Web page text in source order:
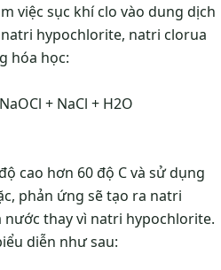
việc sục khí clo vào dung dịch
hypochlorite, natri clorua
hóa học:
+ NaCl + H2O
cao hơn 60 độ C và sử dụng
phản ứng sẽ tạo ra natri
thay vì natri hypochlorite.
diễn như sau: